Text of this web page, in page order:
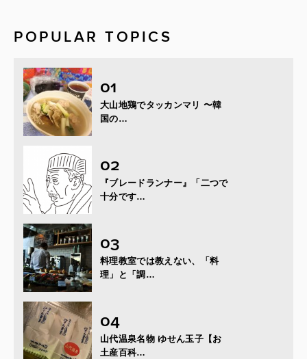
POPULAR TOPICS
大山地鶏でタッカンマリ 〜韓
国の…
『ブレードランナー』「二つで
十分です…
料理教室では教えない、「料
理」と「調…
山代温泉名物 ゆせん玉子【お
土産百科…